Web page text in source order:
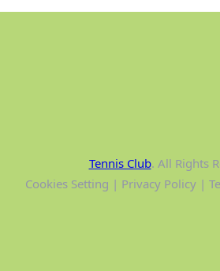
Tennis Club. All Rights
Cookies Setting | Privacy Policy |